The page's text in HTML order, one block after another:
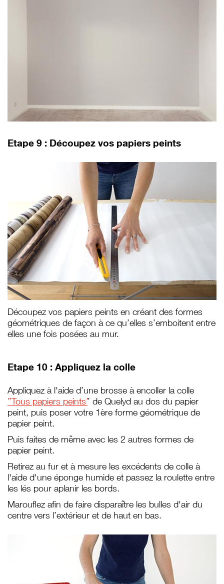
Etape 9 : Découpez vos papiers peints
Découpez vos papiers peints en créant des formes
géométriques de façon à ce qu’elles s’emboitent entre
elles une fois posées au mur.
Etape 10 : Appliquez la colle
Appliquez à l'aide d’une brosse à encoller la colle
’’Tous papiers peints’’ de Quelyd au dos du papier
peint, puis poser votre 1ère forme géométrique de
papier peint.
Puis faites de même avec les 2 autres formes de
papier peint.
Retirez au fur et à mesure les excédents de colle à
l'aide d'une éponge humide et passez la roulette entre
les lés pour aplanir les bords.
Marouflez afin de faire disparaître les bulles d'air du
centre vers l’extérieur et de haut en bas.